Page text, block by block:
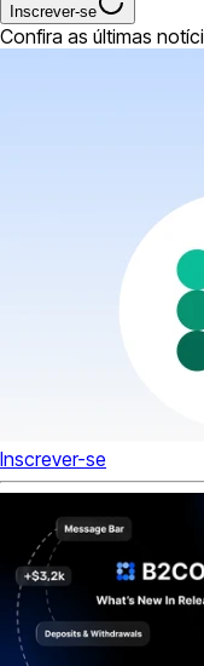
Inscrever-se
Confira as últimas
Inscrever-se